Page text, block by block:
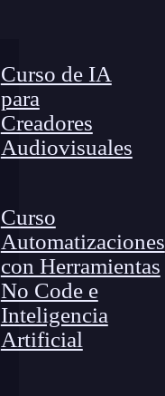
Curso de IA
para
Creadores
Audiovisuales
Curso
Automatizaciones
con Herramientas
No Code e
Inteligencia
Artificial